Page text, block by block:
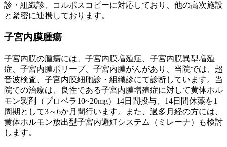
診・組織診、コルポスコピーに対応しており、他の高次施設
と緊密に連携しております。
子宮内膜腫瘍
子宮内膜の腫瘍には、子宮内膜増殖症、子宮内膜異型増殖
症、子宮内膜ポリープ、子宮内膜がんがあり、当院では、超
音波検査、子宮内膜細胞診・組織診にて診断しています。当
院での治療は、良性である子宮内膜増殖症に対して黄体ホル
モン製剤（プロベラ10~20mg）14日間投与、14日間休薬を1
周期として3～6か月間行います。また、過多月経の方には、
黄体ホルモン放出型子宮内避妊システム（ミレーナ）も検討
します。